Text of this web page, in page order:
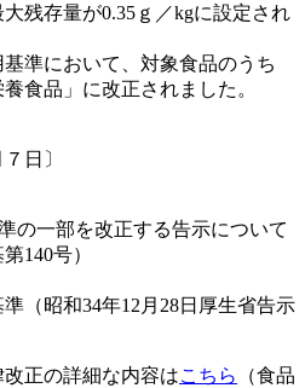
残存量が0.35ｇ／kgに設定され
準において、対象食品のうち
食品」に改正されました。
日〕
の一部を改正する告示について
140号）
（昭和34年12月28日厚生省告示
正の詳細な内容はこちら
（食品